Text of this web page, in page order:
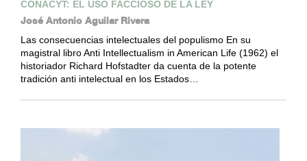
CONACYT: EL USO FACCIOSO DE LA LEY
José Antonio Aguilar Rivera
Las consecuencias intelectuales del populismo En su
magistral libro Anti Intellectualism in American Life (1962) el
historiador Richard Hofstadter da cuenta de la potente
tradición anti intelectual en los Estados…